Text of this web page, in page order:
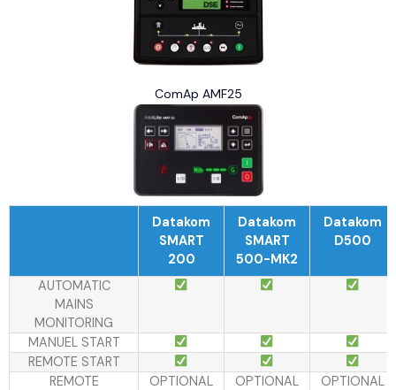
ComAp AMF25
Datakom
SMART
200
Datakom
SMART
500-MK2
Datakom
D500
AUTOMATIC
MAINS
MONITORING
MANUEL START
REMOTE START
REMOTE
OPTIONAL OPTIONAL OPTIONAL